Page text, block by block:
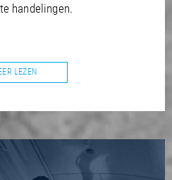
handelingen.
LEZEN